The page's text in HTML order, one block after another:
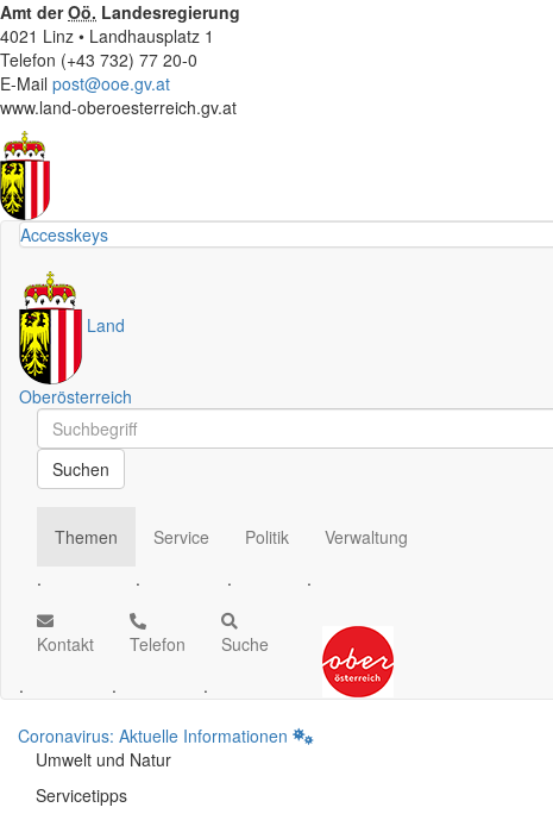
Amt derOö. Landesregierung
4021 Linz • Landhausplatz 1
Telefon (+43 732) 77 20-0
E-Mail post@ooe.gv.at
www.land-oberoesterreich.gv.at
Accesskeys
Land
Oberösterreich
Schnellsuche
Schnellsuche
Suchen
Themen
.
Service
.
Politik
.
Verwaltung
.
Kontakt
.
Telefon
.
Suche
.
Coronavirus: Aktuelle Informationen
Umwelt und Natur
Servicetipps